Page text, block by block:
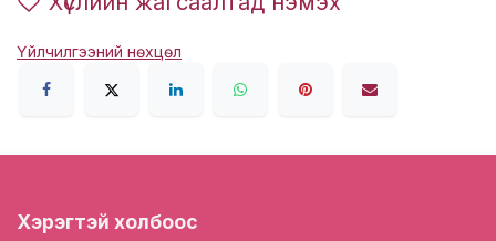
Үйлчилгээний нөхцөл
Хэрэгтэй холбоос